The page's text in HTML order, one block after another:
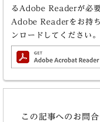
るAdobe Readerが必要
Adobe Readerをお持
ンロードしてください。
この記事へのお問合